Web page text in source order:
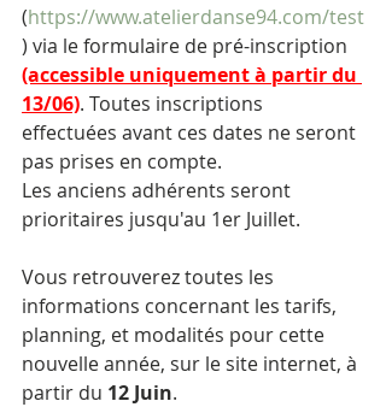
(https://www.atelierdanse94.com/test
) via le formulaire de pré-inscription
(accessible uniquement à partir du
13/06). Toutes inscriptions
effectuées avant ces dates ne seront
pas prises en compte.
Les anciens adhérents seront
prioritaires jusqu'au 1er Juillet.
Vous retrouverez toutes les
informations concernant les tarifs,
planning, et modalités pour cette
nouvelle année, sur le site internet, à
partir du 12 Juin.